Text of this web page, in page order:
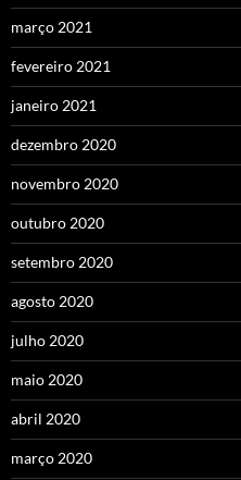
março 2021
fevereiro 2021
janeiro 2021
dezembro 2020
novembro 2020
outubro 2020
setembro 2020
agosto 2020
julho 2020
maio 2020
abril 2020
março 2020